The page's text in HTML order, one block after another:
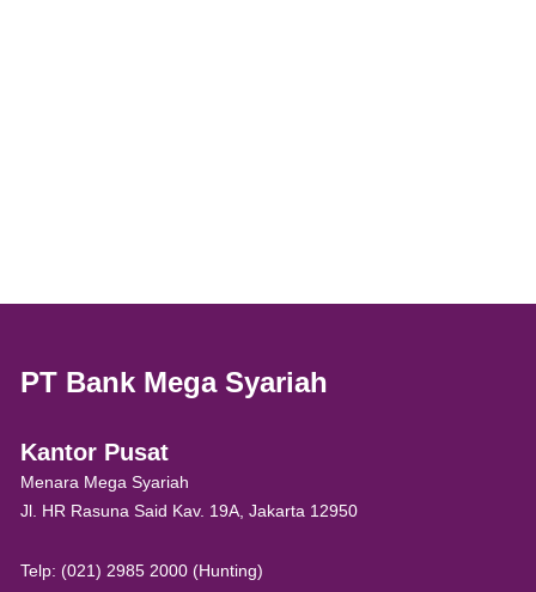
PT Bank Mega Syariah
Kantor Pusat
Menara Mega Syariah
Jl. HR Rasuna Said Kav. 19A, Jakarta 12950
Telp: (021) 2985 2000 (Hunting)